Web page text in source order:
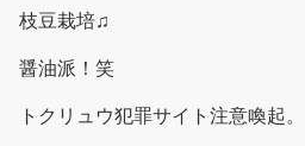
枝豆栽培♫
醤油派！笑
トクリュウ犯罪サイト注意喚起。